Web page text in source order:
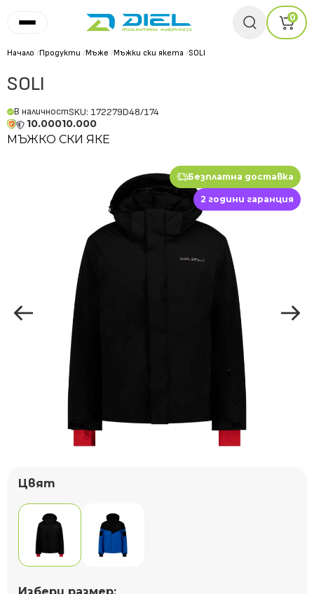
0
Начало /Продукти /Мъже /Мъжки ски якета /SOLI
SOLI
В наличностSKU: 172279D48/174
10.00010.000
МЪЖКО СКИ ЯКЕ
Безплатна доставка
2 години гаранция
Цвят